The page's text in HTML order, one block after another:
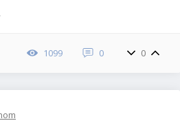
1099 0 0